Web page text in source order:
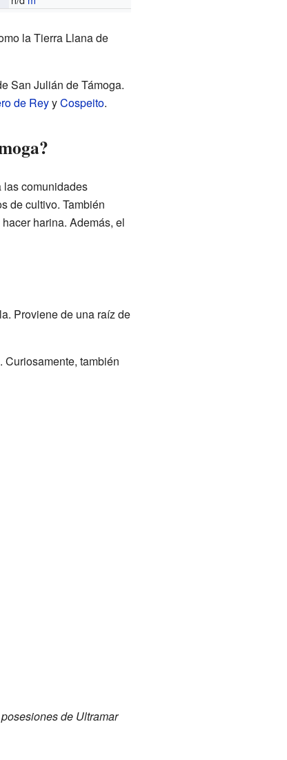
la Tierra Llana de
San Julián de Támoga.
de ReyyCospeito.
las comunidades
de cultivo. También
harina. Además, el
Proviene de una raíz de
. Curiosamente, también
de Ultramar